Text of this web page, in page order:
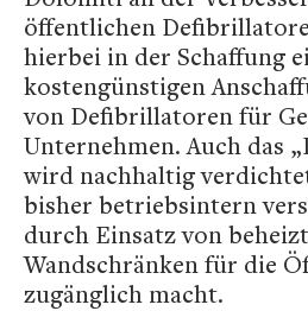
öffentlichen
hierbei in der Schaffung
kostengünstigen
von Defibrillatoren für
Unternehmen. Auch das
wird nachhaltig
bisher betriebsintern
durch Einsatz von
Wandschränken für die
zugänglich macht.